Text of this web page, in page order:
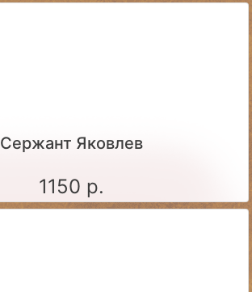
Сержант Яковлев
1150 р.